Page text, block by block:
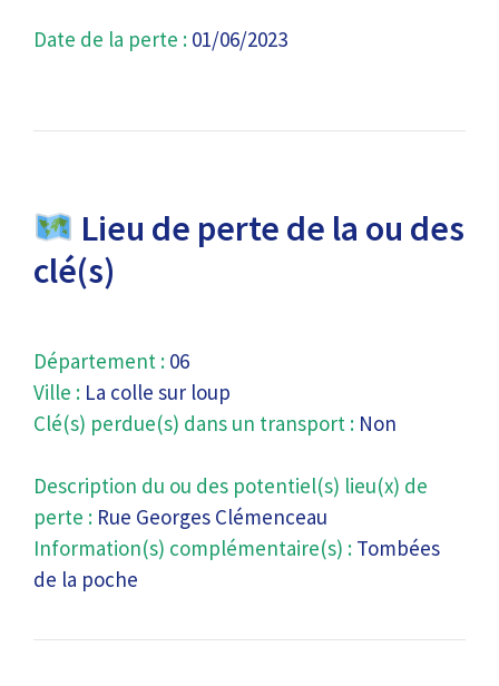
Date de la perte : 01/06/2023
Lieu de perte de la ou des
clé(s)
Département : 06
Ville : La colle sur loup
Clé(s) perdue(s) dans un transport : Non
Description du ou des potentiel(s) lieu(x) de
perte : Rue Georges Clémenceau
Information(s) complémentaire(s) : Tombées
de la poche